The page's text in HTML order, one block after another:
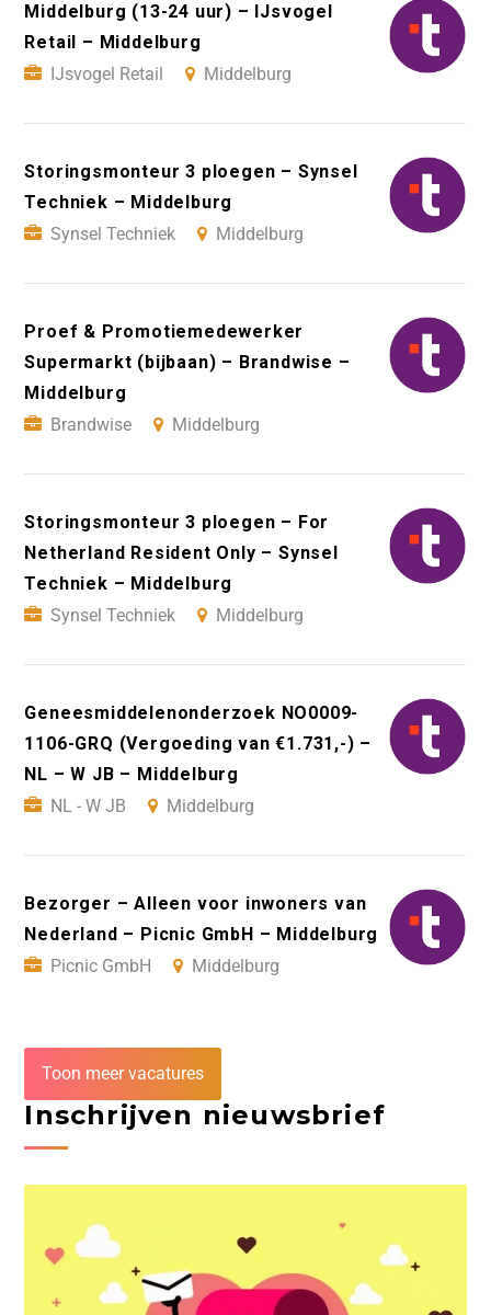
Middelburg (13-24 uur) – IJsvogel
Retail – Middelburg
IJsvogel Retail
Middelburg
Storingsmonteur 3 ploegen – Synsel
Techniek – Middelburg
Synsel Techniek
Middelburg
Proef & Promotiemedewerker
Supermarkt (bijbaan) – Brandwise –
Middelburg
Brandwise
Middelburg
Storingsmonteur 3 ploegen – For
Netherland Resident Only – Synsel
Techniek – Middelburg
Synsel Techniek
Middelburg
Geneesmiddelenonderzoek NO0009-
1106-GRQ (Vergoeding van €1.731,-) –
NL – W JB – Middelburg
NL - W JB
Middelburg
Bezorger – Alleen voor inwoners van
Nederland – Picnic GmbH – Middelburg
Picnic GmbH
Middelburg
Toon meer vacatures
Inschrijven nieuwsbrief